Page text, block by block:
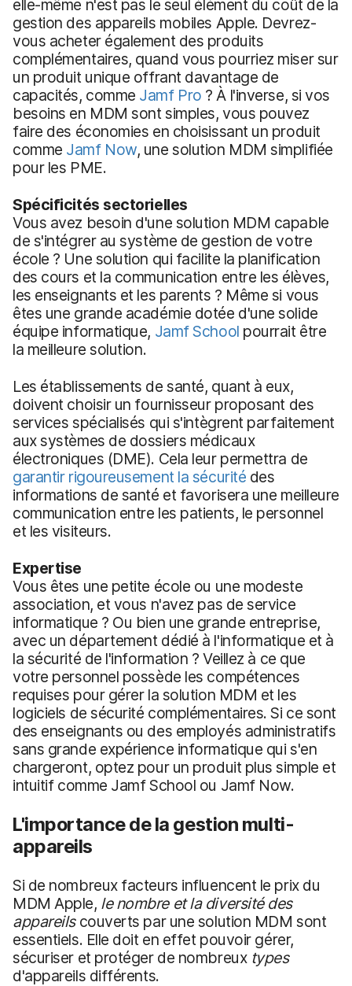
elle-même n'est pas le seul élément du coût de la
gestion des appareils mobiles Apple. Devrez-
vous acheter également des produits
complémentaires, quand vous pourriez miser sur
un produit unique offrant davantage de
capacités, comme Jamf Pro ? À l'inverse, si vos
besoins en MDM sont simples, vous pouvez
faire des économies en choisissant un produit
comme Jamf Now, une solution MDM simplifiée
pour les PME.
Spécificités sectorielles
Vous avez besoin d'une solution MDM capable
de s'intégrer au système de gestion de votre
école ? Une solution qui facilite la planification
des cours et la communication entre les élèves,
les enseignants et les parents ? Même si vous
êtes une grande académie dotée d'une solide
équipe informatique, Jamf School pourrait être
la meilleure solution.
Les établissements de santé, quant à eux,
doivent choisir un fournisseur proposant des
services spécialisés qui s'intègrent parfaitement
aux systèmes de dossiers médicaux
électroniques (DME). Cela leur permettra de
garantir rigoureusement la sécurité des
informations de santé et favorisera une meilleure
communication entre les patients, le personnel
et les visiteurs.
Expertise
Vous êtes une petite école ou une modeste
association, et vous n'avez pas de service
informatique ? Ou bien une grande entreprise,
avec un département dédié à l'informatique et à
la sécurité de l'information ? Veillez à ce que
votre personnel possède les compétences
requises pour gérer la solution MDM et les
logiciels de sécurité complémentaires. Si ce sont
des enseignants ou des employés administratifs
sans grande expérience informatique qui s'en
chargeront, optez pour un produit plus simple et
intuitif comme Jamf School ou Jamf Now.
L'importance de la gestion multi-
appareils
Si de nombreux facteurs influencent le prix du
MDM Apple, le nombre et la diversité des
appareilscouverts par une solution MDM sont
essentiels. Elle doit en effet pouvoir gérer,
sécuriser et protéger de nombreux types
d'appareils différents.